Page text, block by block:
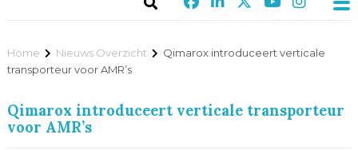
Home Nieuws Overzicht
Qimarox introduceert verticale
transporteur voor AMR’s
Qimarox introduceert verticale transporteur
voor AMR’s